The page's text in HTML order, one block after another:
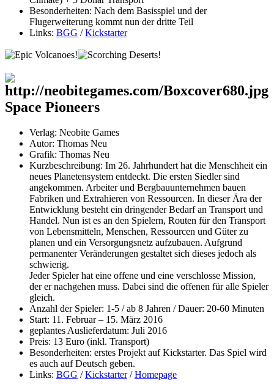
Besonderheiten: Nach dem Basisspiel und der
Flugerweiterung kommt nun der dritte Teil
Links: BGG /Kickstarter
Space Pioneers
Verlag: Neobite Games
Autor: Thomas Neu
Grafik: Thomas Neu
Kurzbeschreibung: Im 26. Jahrhundert hat die Menschheit ein
neues Planetensystem entdeckt. Die ersten Siedler sind
angekommen. Arbeiter und Bergbauunternehmen bauen
Fabriken und Extrahieren von Ressourcen. In dieser Ära der
Entwicklung besteht ein dringender Bedarf an Transport und
Handel. Nun ist es an den Spielern, Routen für den Transport
von Lebensmitteln, Menschen, Ressourcen und Güter zu
planen und ein Versorgungsnetz aufzubauen. Aufgrund
permanenter Veränderungen gestaltet sich dieses jedoch als
schwierig.
Jeder Spieler hat eine offene und eine verschlosse Mission,
der er nachgehen muss. Dabei sind die offenen für alle Spieler
gleich.
Anzahl der Spieler: 1-5 / ab 8 Jahren / Dauer: 20-60 Minuten
Start: 11. Februar – 15. März 2016
geplantes Auslieferdatum: Juli 2016
Preis: 13 Euro (inkl. Transport)
Besonderheiten: erstes Projekt auf Kickstarter. Das Spiel wird
es auch auf Deutsch geben.
Links: BGG /Kickstarter/Homepage